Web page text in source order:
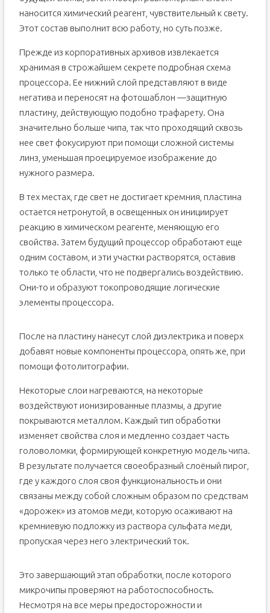
наносится химический реагент, чувствительный к свету.
Этот состав выполнит всю работу, но суть позже.
Прежде из корпоративных архивов извлекается
хранимая в строжайшем секрете подробная схема
процессора. Ее нижний слой представляют в виде
негатива и переносят на фотошаблон —защитную
пластину, действующую подобно трафарету. Она
значительно больше чипа, так что проходящий сквозь
нее свет фокусируют при помощи сложной системы
линз, уменьшая проецируемое изображение до
нужного размера.
В тех местах, где свет не достигает кремния, пластина
остается нетронутой, в освещенных он инициирует
реакцию в химическом реагенте, меняющую его
свойства. Затем будущий процессор обработают еще
одним составом, и эти участки растворятся, оставив
только те области, что не подвергались воздействию.
Они-то и образуют токопроводящие логические
элементы процессора.
После на пластину нанесут слой диэлектрика и поверх
добавят новые компоненты процессора, опять же, при
помощи фотолитографии.
Некоторые слои нагреваются, на некоторые
воздействуют ионизированные плазмы, а другие
покрываются металлом. Каждый тип обработки
изменяет свойства слоя и медленно создает часть
головоломки, формирующей конкретную модель чипа.
В результате получается своеобразный слоёный пирог,
где у каждого слоя своя функциональность и они
связаны между собой сложным образом по средствам
«дорожек» из атомов меди, которую осаживают на
кремниевую подложку из раствора сульфата меди,
пропуская через него электрический ток.
Это завершающий этап обработки, после которого
микрочипы проверяют на работоспособность.
Несмотря на все меры предосторожности и